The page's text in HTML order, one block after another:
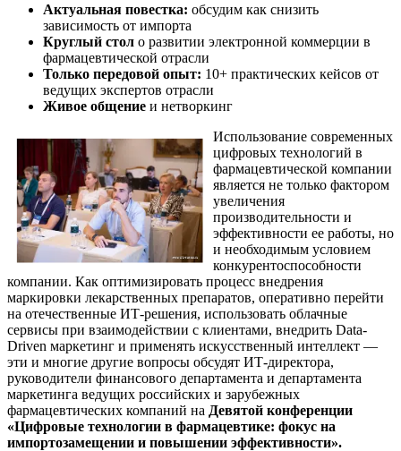
Актуальная повестка: обсудим как снизить
зависимость от импорта
Круглый стол о развитии электронной коммерции в
фармацевтической отрасли
Только передовой опыт: 10+ практических кейсов от
ведущих экспертов отрасли
Живое общение и нетворкинг
Использование современных
цифровых технологий в
фармацевтической компании
является не только фактором
увеличения
производительности и
эффективности ее работы, но
и необходимым условием
конкурентоспособности
компании. Как оптимизировать процесс внедрения
маркировки лекарственных препаратов, оперативно перейти
на отечественные ИТ-решения, использовать облачные
сервисы при взаимодействии с клиентами, внедрить Data-
Driven маркетинг и применять искусственный интеллект —
эти и многие другие вопросы обсудят ИТ-директора,
руководители финансового департамента и департамента
маркетинга ведущих российских и зарубежных
фармацевтических компаний на Девятой конференции
«Цифровые технологии в фармацевтике: фокус на
импортозамещении и повышении эффективности».